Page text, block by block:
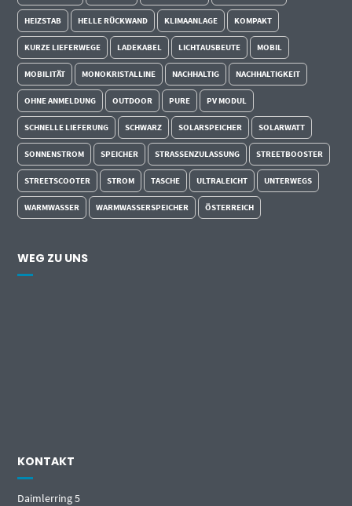
HEIZSTAB HELLE RÜCKWAND KLIMAANLAGE KOMPAKT
KURZE LIEFERWEGE LADEKABEL LICHTAUSBEUTE MOBIL
MOBILITÄT MONOKRISTALLINE NACHHALTIG NACHHALTIGKEIT
OHNE ANMELDUNG OUTDOOR PURE PV MODUL
SCHNELLE LIEFERUNG SCHWARZ SOLARSPEICHER SOLARWATT
SONNENSTROM SPEICHER STRASSENZULASSUNG STREETBOOSTER
STREETSCOOTER STROM TASCHE ULTRALEICHT UNTERWEGS
WARMWASSER WARMWASSERSPEICHER ÖSTERREICH
WEG ZU UNS
KONTAKT
Daimlerring 5